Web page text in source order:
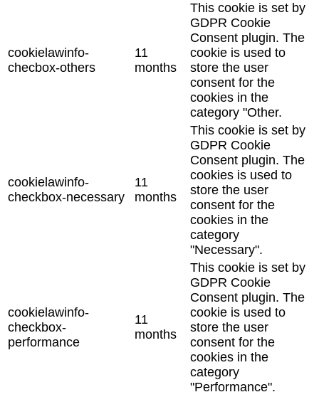
cookielawinfo-
checbox-others
11
months
This cookie is set by
GDPR Cookie
Consent plugin. The
cookie is used to
store the user
consent for the
cookies in the
category "Other.
cookielawinfo-
checkbox-necessary
11
months
This cookie is set by
GDPR Cookie
Consent plugin. The
cookies is used to
store the user
consent for the
cookies in the
category
"Necessary".
cookielawinfo-
checkbox-
performance
11
months
This cookie is set by
GDPR Cookie
Consent plugin. The
cookie is used to
store the user
consent for the
cookies in the
category
"Performance".